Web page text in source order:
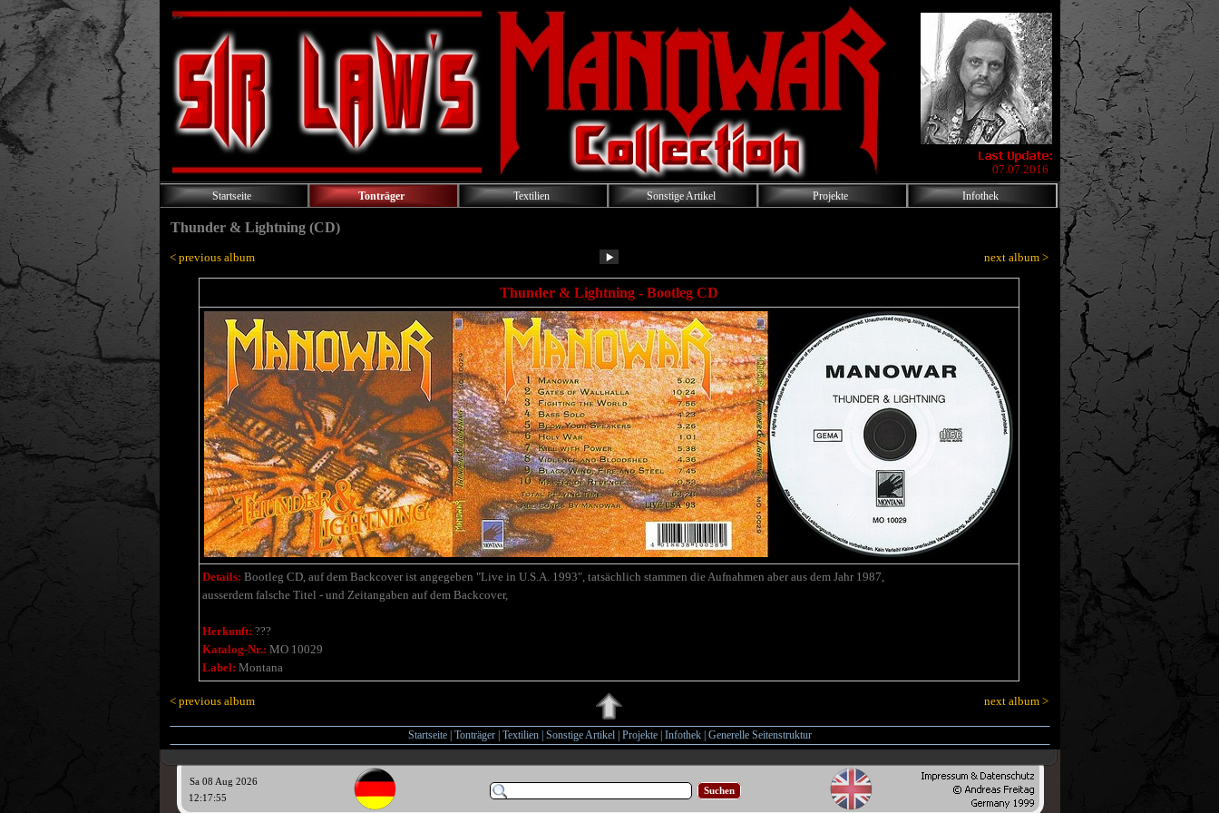
07.07.2016
Startseite Tonträger Textilien Sonstige Artikel Projekte Infothek
Thunder & Lightning (CD)
< previous album next album >
Thunder & Lightning - Bootleg CD
Details: Bootleg CD, auf dem Backcover ist angegeben "Live in U.S.A. 1993", tatsächlich stammen die Aufnahmen aber aus dem Jahr 1987,
ausserdem falsche Titel - und Zeitangaben auf dem Backcover,
Herkunft: ???
Katalog-Nr.: MO 10029
Label: Montana
< previous album next album >
Startseite| Tonträger| Textilien| Sonstige Artikel| Projekte| Infothek| Generelle Seitenstruktur
Suchen
Sa 08 Aug 2026
12:17:55